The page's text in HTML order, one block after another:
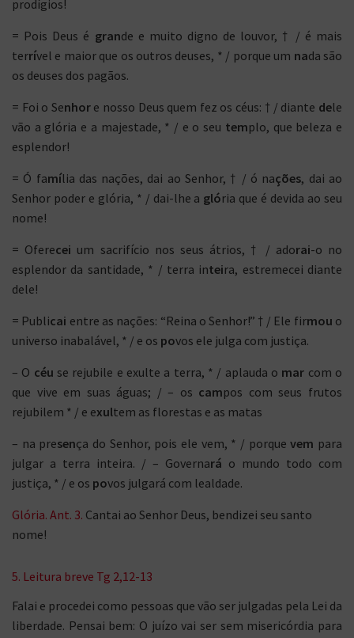
prodígios!
= Pois Deus é grande e muito digno de louvor, † / é mais
terrível e maior que os outros deuses, * / porque um nada são
os deuses dos pagãos.
= Foi o Senhore nosso Deus quem fez os céus: † / diante dele
vão a glória e a majestade, * / e o seu templo, que beleza e
esplendor!
= Ó família das nações, dai ao Senhor, † / ó nações, dai ao
Senhor poder e glória, * / dai-lhe a glória que é devida ao seu
nome!
= Oferecei um sacrifício nos seus átrios, † / adorai-o no
esplendor da santidade, * / terra inteira, estremecei diante
dele!
= Publicai entre as nações: “Reina o Senhor!” † / Ele firmou o
universo inabalável, * / e os povos ele julga com justiça.
– O céu se rejubile e exulte a terra, * / aplauda o mar com o
que vive em suas águas; / – os campos com seus frutos
rejubilem * / e exultem as florestas e as matas
– na presença do Senhor, pois ele vem, * / porquevem para
julgar a terra inteira. / – Governará o mundo todo com
justiça, * / e os povos julgará com lealdade.
Glória. Ant. 3. Cantai ao Senhor Deus, bendizei seu santo
nome!
5. Leitura breve Tg 2,12-13
Falai e procedei como pessoas que vão ser julgadas pela Lei da
liberdade. Pensai bem: O juízo vai ser sem misericórdia para